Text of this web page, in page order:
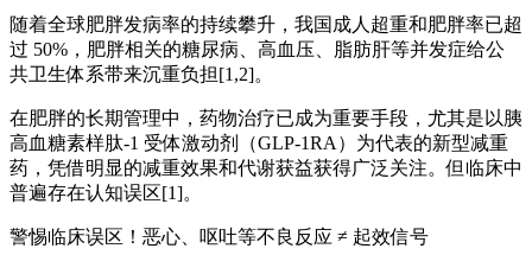
随着全球肥胖发病率的持续攀升，我国成人超重和肥胖率已超
过 50%，肥胖相关的糖尿病、高血压、脂肪肝等并发症给公
共卫生体系带来沉重负担[1,2]。
在肥胖的长期管理中，药物治疗已成为重要手段，尤其是以胰
高血糖素样肽-1 受体激动剂（GLP-1RA）为代表的新型减重
药，凭借明显的减重效果和代谢获益获得广泛关注。但临床中
普遍存在认知误区[1]。
警惕临床误区！恶心、呕吐等不良反应 ≠ 起效信号